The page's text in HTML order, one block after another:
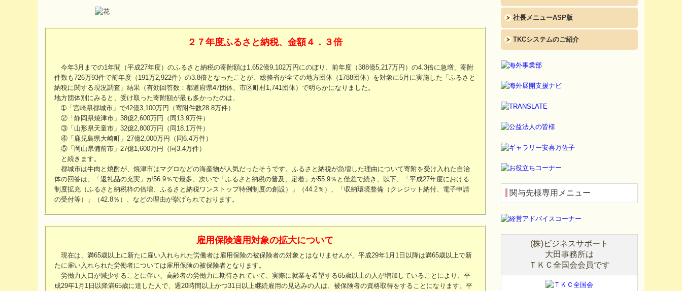
２７年度ふるさと納税、金額４．３倍
今年3月までの1年間（平成27年度）のふるさと納税の寄附額は1,652億9,102万円にのぼり、前年度（388億5,217万円）の4.3倍に急増、寄附
件数も726万93件で前年度（191万2,922件）の3.8倍となったことが、総務省が全ての地方団体（1788団体）を対象に5月に実施した「ふるさと
納税に関する現況調査」結果（有効回答数：都道府県47団体、市区町村1,741団体）で明らかになりました。
地方団体別にみると、受け取った寄附額が最も多かったのは、
➀「宮崎県都城市」で42億3,100万円（寄附件数28.8万件）
②「静岡県焼津市」38億2,600万円（同13.9万件）
③「山形県天童市」32億2,800万円（同18.1万件）
④「鹿児島県大崎町」27億2,000万円（同6.4万件）
⑤「岡山県備前市」27億1,600万円（同3.4万件）
と続きます。
都城市は牛肉と焼酎が、焼津市はマグロなどの海産物が人気だったそうです。ふるさと納税が急増した理由について寄附を受け入れた自治
体の回答は、「返礼品の充実」が56.9％で最多、次いで「ふるさと納税の普及、定着」が55.9％と僅差で続き、以下、「平成27年度における
制度拡充（ふるさと納税枠の倍増、ふるさと納税ワンストップ特例制度の創設）」（44.2％）、「収納環境整備（クレジット納付、電子申請
の受付等）」（42.8％）、などの理由が挙げられております。
雇用保険適用対象の拡大について
現在は、満65歳以上に新たに雇い入れられた労働者は雇用保険の被保険者の対象とはなりませんが、平成29年1月1日以降は満65歳以上で新
たに雇い入れられた労働者については雇用保険の被保険者となります。
労働力人口が減少することに伴い、高齢者の労働力に期待されていて、実際に就業を希望する65歳以上の人が増加していることにより、平
成29年1月1日以降満65歳に達した人で、週20時間以上かつ31日以上継続雇用の見込みの人は、被保険者の資格取得をすることになります。平
社長メニューASP版
TKCシステムのご紹介
関与先様専用メニュー
(株)ビジネスサポート
大田事務所は
ＴＫＣ 全国会会員です